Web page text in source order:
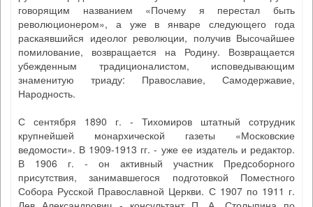
говорящим названием «Почему я перестал быть
революционером», а уже в январе следующего года
раскаявшийся идеолог революции, получив Высочайшее
помилование, возвращается на Родину. Возвращается
убежденным традиционалистом, исповедывающим
знаменитую триаду: Православие, Самодержавие,
Народность.
С сентября 1890 г. - Тихомиров штатный сотрудник
крупнейшей монархической газеты «Московские
ведомости». В 1909-1913 гг. - уже ее издатель и редактор.
В 1906 г. - он активный участник Предсоборного
присутствия, занимавшегося подготовкой Поместного
Собора Русской Православной Церкви. С 1907 по 1911 г.